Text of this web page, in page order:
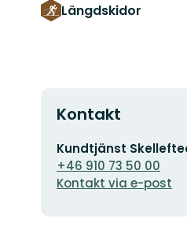
Längdskidor
Kontakt
E-
postadress
Kundtjänst
+46 910 73 50 00
Kontakt via e-post